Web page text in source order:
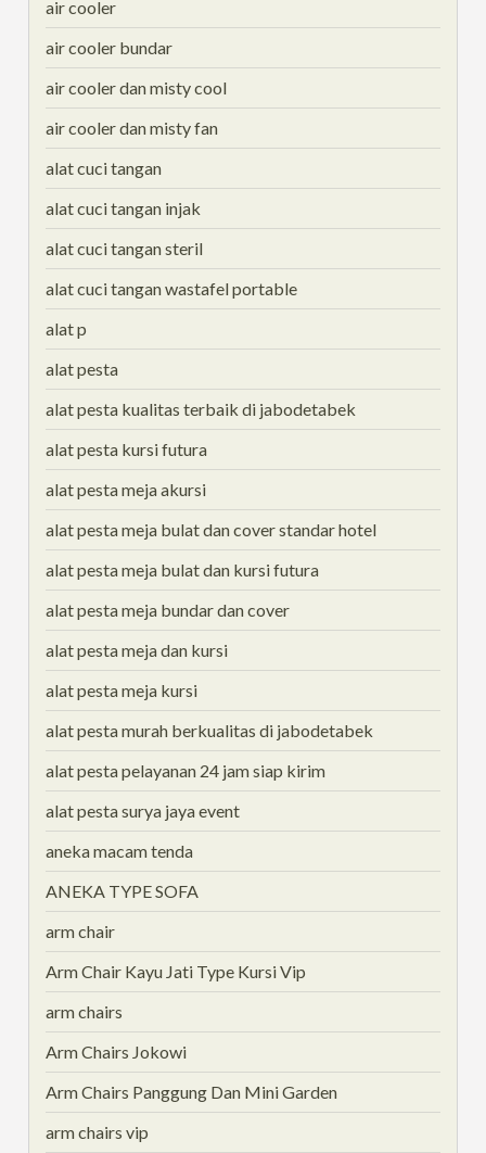
air cooler
air cooler bundar
air cooler dan misty cool
air cooler dan misty fan
alat cuci tangan
alat cuci tangan injak
alat cuci tangan steril
alat cuci tangan wastafel portable
alat p
alat pesta
alat pesta kualitas terbaik di jabodetabek
alat pesta kursi futura
alat pesta meja akursi
alat pesta meja bulat dan cover standar hotel
alat pesta meja bulat dan kursi futura
alat pesta meja bundar dan cover
alat pesta meja dan kursi
alat pesta meja kursi
alat pesta murah berkualitas di jabodetabek
alat pesta pelayanan 24 jam siap kirim
alat pesta surya jaya event
aneka macam tenda
ANEKA TYPE SOFA
arm chair
Arm Chair Kayu Jati Type Kursi Vip
arm chairs
Arm Chairs Jokowi
Arm Chairs Panggung Dan Mini Garden
arm chairs vip